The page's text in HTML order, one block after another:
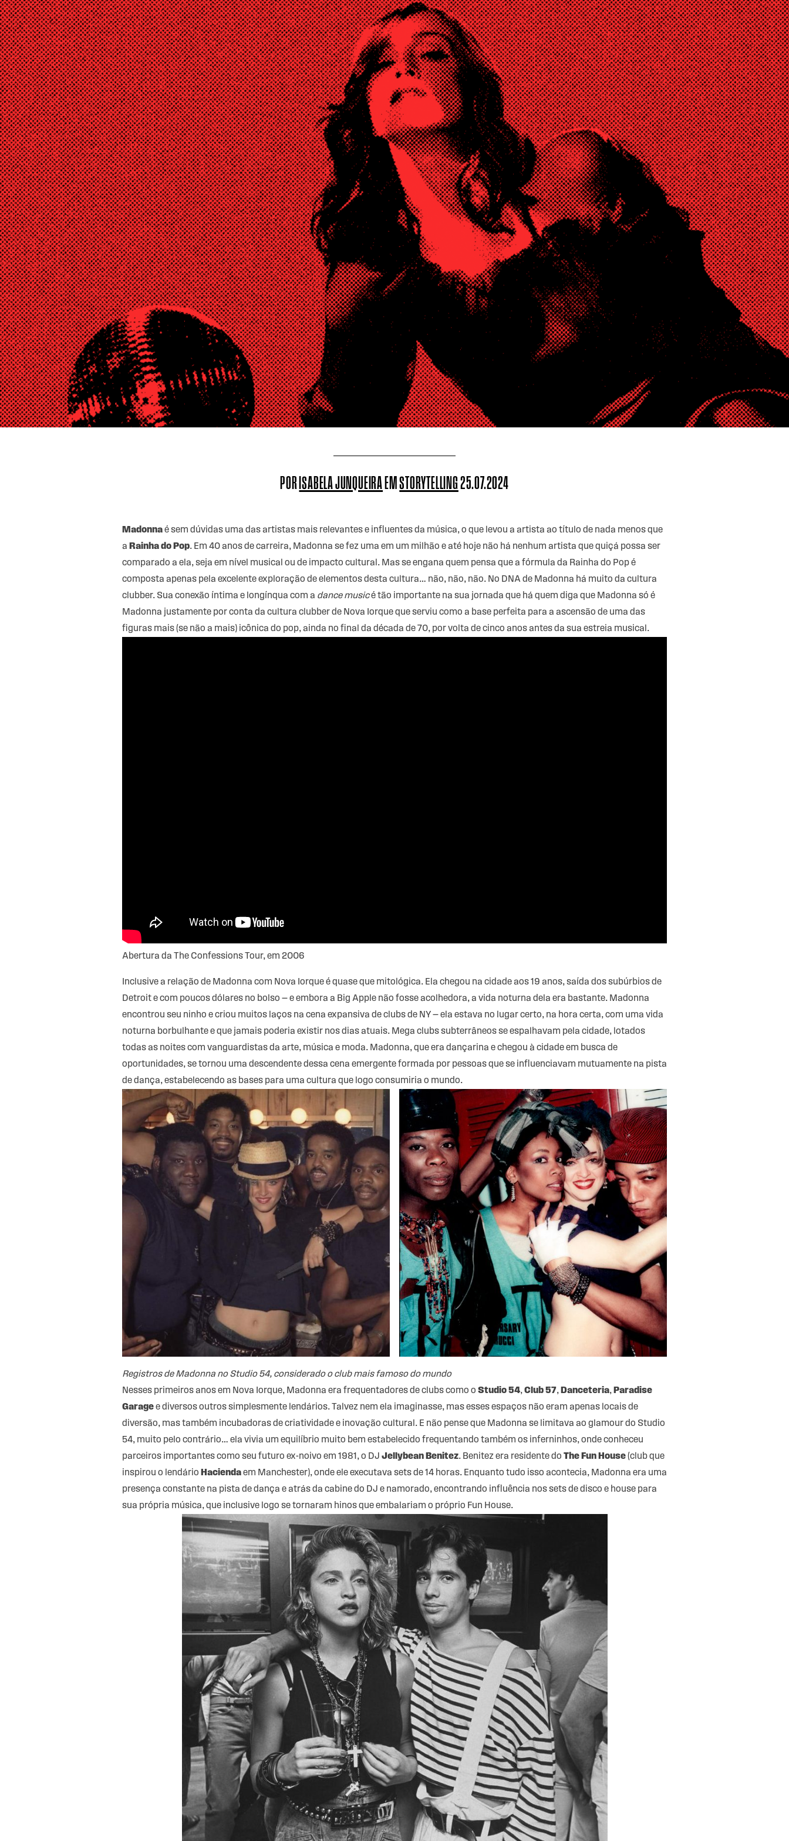
PORISABELA JUNQUEIRAEMSTORYTELLING25.07.2024
Madonnaé sem dúvidas uma das artistas mais relevantes e influentes da música, o que levou a artista ao título de nada menos que
a Rainha do Pop. Em 40 anos de carreira, Madonna se fez uma em um milhão e até hoje não há nenhum artista que quiçá possa ser
comparado a ela, seja em nível musical ou de impacto cultural. Mas se engana quem pensa que a fórmula da Rainha do Pop é
composta apenas pela excelente exploração de elementos desta cultura… não, não, não. No DNA de Madonna há muito da cultura
clubber. Sua conexão íntima e longínqua com a dance musicé tão importante na sua jornada que há quem diga que Madonna só é
Madonna justamente por conta da cultura clubber de Nova Iorque que serviu como a base perfeita para a ascensão de uma das
figuras mais (se não a mais) icônica do pop, ainda no final da década de 70, por volta de cinco anos antes da sua estreia musical.
Abertura da The Confessions Tour, em 2006
Inclusive a relação de Madonna com Nova Iorque é quase que mitológica. Ela chegou na cidade aos 19 anos, saída dos subúrbios de
Detroit e com poucos dólares no bolso — e embora a Big Apple não fosse acolhedora, a vida noturna dela era bastante. Madonna
encontrou seu ninho e criou muitos laços na cena expansiva de clubs de NY — ela estava no lugar certo, na hora certa, com uma vida
noturna borbulhante e que jamais poderia existir nos dias atuais. Mega clubs subterrâneos se espalhavam pela cidade, lotados
todas as noites com vanguardistas da arte, música e moda. Madonna, que era dançarina e chegou à cidade em busca de
oportunidades, se tornou uma descendente dessa cena emergente formada por pessoas que se influenciavam mutuamente na pista
de dança, estabelecendo as bases para uma cultura que logo consumiria o mundo.
Registros de Madonna no Studio 54, considerado o club mais famoso do mundo
Nesses primeiros anos em Nova Iorque, Madonna era frequentadores de clubs como o Studio 54,Club 57, Danceteria, Paradise
Garagee diversos outros simplesmente lendários. Talvez nem ela imaginasse, mas esses espaços não eram apenas locais de
diversão, mas também incubadoras de criatividade e inovação cultural. E não pense que Madonna se limitava ao glamour do Studio
54, muito pelo contrário… ela vivia um equilíbrio muito bem estabelecido frequentando também os inferninhos, onde conheceu
parceiros importantes como seu futuro ex-noivo em 1981, o DJ Jellybean Benitez. Benitez era residente do The Fun House(club que
inspirou o lendário Haciendaem Manchester), onde ele executava sets de 14 horas. Enquanto tudo isso acontecia, Madonna era uma
presença constante na pista de dança e atrás da cabine do DJ e namorado, encontrando influência nos sets de disco e house para
sua própria música, que inclusive logo se tornaram hinos que embalariam o próprio Fun House.